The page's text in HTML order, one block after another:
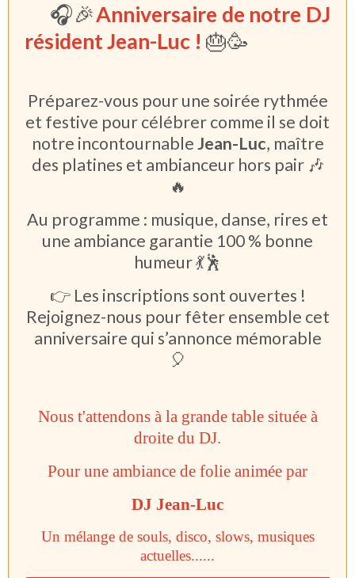
🎧🎉Anniversaire de notre DJ
résident Jean-Luc ! 🎂🥳
Préparez-vous pour une soirée rythmée
et festive pour célébrer comme il se doit
notre incontournableJean-Luc, maître
des platines et ambianceur hors pair 🎶
🔥
Au programme : musique, danse, rires et
une ambiance garantie 100 % bonne
humeur 💃🕺
👉 Les inscriptions sont ouvertes !
Rejoignez-nous pour fêter ensemble cet
anniversaire qui s’annonce mémorable
🎈
Nous t'attendons à la grande table située à
droite du DJ.
Pour une ambiance de folie animée par
DJ Jean-Luc
Un mélange de souls, disco, slows, musiques
actuelles......